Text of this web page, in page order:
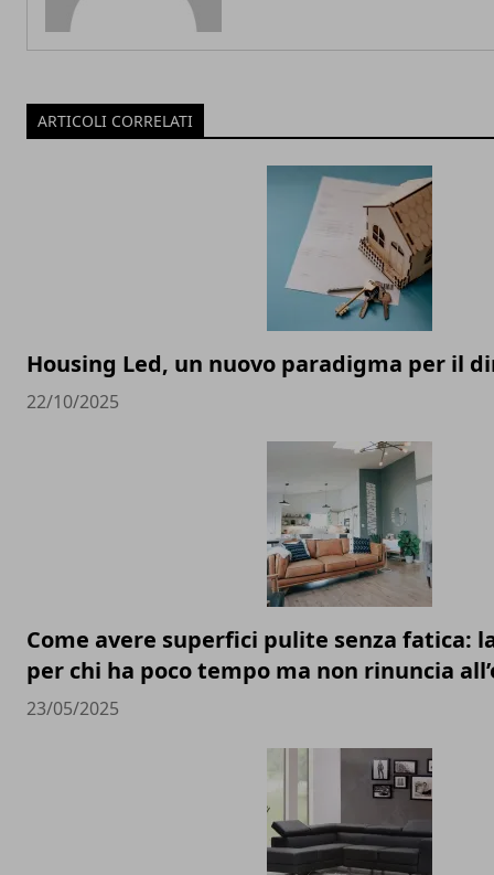
ARTICOLI CORRELATI
Housing Led, un nuovo paradigma per il
22/10/2025
Come avere superfici pulite senza fatica:
per chi ha poco tempo ma non rinuncia
23/05/2025